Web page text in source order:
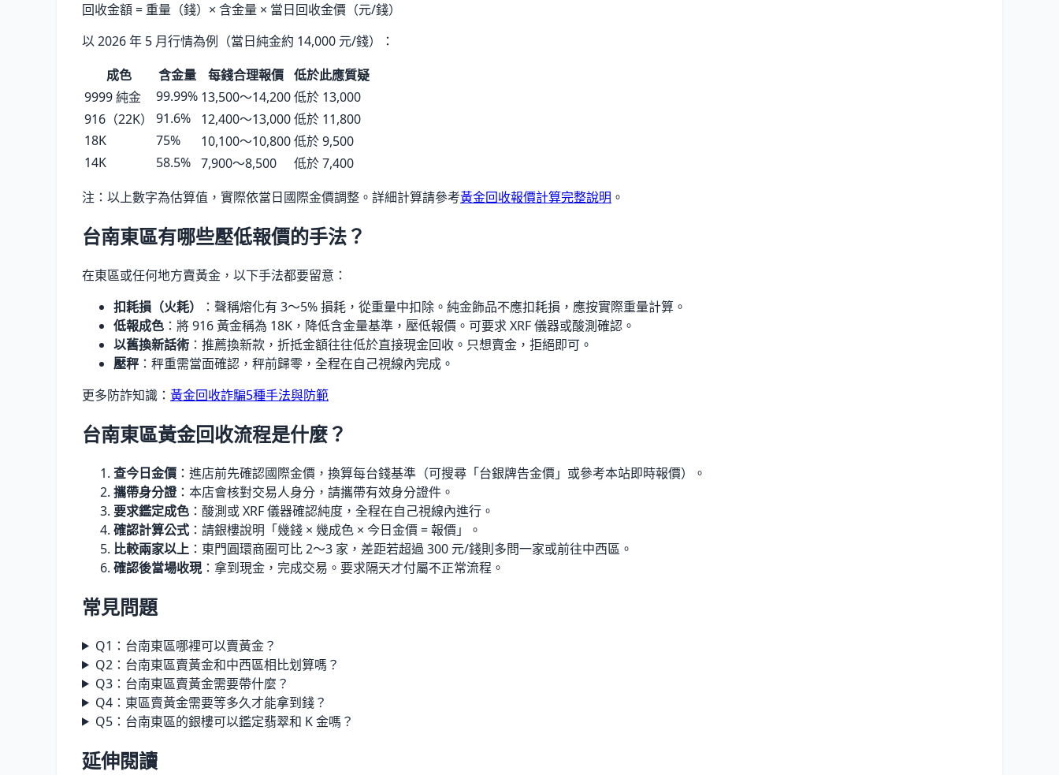
回收金額 = 重量（錢）× 含金量 × 當日回收金價（元/錢）
以2026 年 5 月行情為例（當日純金約 14,000 元/錢）：
成色
含金量 每錢合理報價 低於此應質疑
9999 純金
99.99% 13,500〜14,200低於 13,000
916（22K）
91.6% 12,400〜13,000低於 11,800
18K
75% 10,100〜10,800低於 9,500
14K
58.5% 7,900〜8,500
低於 7,400
注：以上數字為估算值，實際依當日國際金價調整。詳細計算請參考黃金回收報價計算完整說明 。
台南東區有哪些壓低報價的手法？
在東區或任何地方賣黃金，以下手法都要留意：
扣耗損（火耗）
：聲稱熔化有 3〜5% 損耗，從重量中扣除。純金飾品不應扣耗損，應按實際重量計算。
低報成色 ：將 916 黃金稱為 18K，降低含金量基準，壓低報價。可要求 XRF 儀器或酸測確認。
以舊換新話術 ：推薦換新款，折抵金額往往低於直接現金回收。只想賣金，拒絕即可。
壓秤 ：秤重需當面確認，秤前歸零，全程在自己視線內完成。
更多防詐知識： 黃金回收詐騙5種手法與防範
台南東區黃金回收流程是什麼？
查今日金價 ：進店前先確認國際金價，換算每台錢基準（可搜尋「台銀牌告金價」或參考本站即時報價）。
攜帶身分證 ：本店會核對交易人身分，請攜帶有效身分證件。
要求鑑定成色 ：酸測或 XRF 儀器確認純度，全程在自己視線內進行。
確認計算公式 ：請銀樓說明「幾錢 × 幾成色 × 今日金價 = 報價」。
比較兩家以上 ：東門圓環商圈可比 2〜3 家，差距若超過 300 元/錢則多問一家或前往中西區。
確認後當場收現：拿到現金，完成交易。要求隔天才付屬不正常流程。
常見問題
Q1：台南東區哪裡可以賣黃金？
Q2：台南東區賣黃金和中西區相比划算嗎？
Q3：台南東區賣黃金需要帶什麼？
Q4：東區賣黃金需要等多久才能拿到錢？
Q5：台南東區的銀樓可以鑑定翡翠和 K 金嗎？
延伸閱讀